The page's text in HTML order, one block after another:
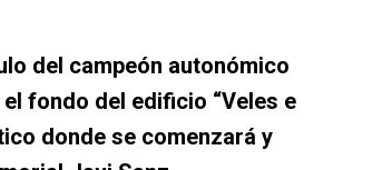
del campeón autonómico
fondo del edificio “Veles e
donde se comenzará y